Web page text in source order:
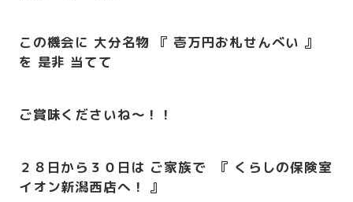
この機会に 大分名物 『 壱万円お札せんべい 』
を 是非 当てて
ご賞味くださいね～！！
２８日から３０日は ご家族で 『 くらしの保険室
イオン新潟西店へ！ 』